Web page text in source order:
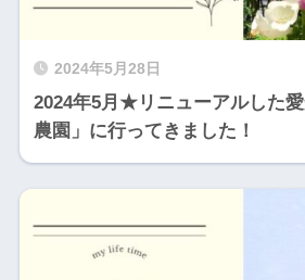
2024年5月28日
2024年5月★リニューアルした
農園」に行ってきました！